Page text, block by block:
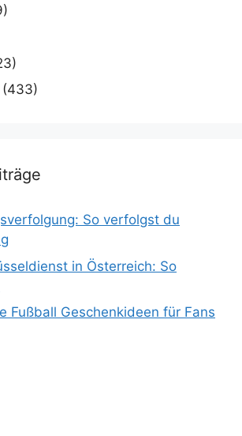
(433)
So verfolgst du
in Österreich: So
Fußball Geschenkideen für Fans